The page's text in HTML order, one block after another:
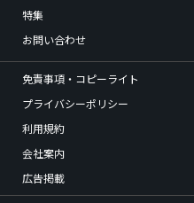
特集
お問い合わせ
免責事項・コピーライト
プライバシーポリシー
利用規約
会社案内
広告掲載